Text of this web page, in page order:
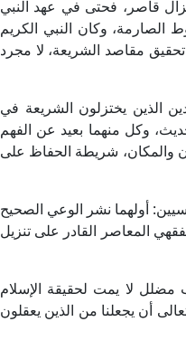
قاصر، فحتى في عهد النبي
وكان النبي الكريم
مقاصد الشريعة، لا مجرد
الذين يختزلون الشريعة في
وكل منهما بعيد عن الفهم
والمكان، شريطة الحفاظ على
أولهما نشر الوعي الصحيح
المعاصر القادر على تنزيل
لا يمت لحقيقة الإسلام
أن يجعلنا من الذين يعقلون